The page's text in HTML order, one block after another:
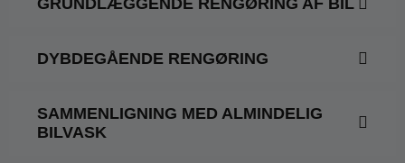
DYBDEGÅENDE RENGØRING
SAMMENLIGNING MED ALMINDELIG
BILVASK